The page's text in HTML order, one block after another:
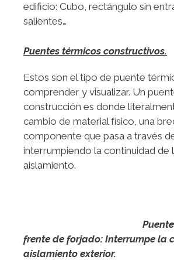
edificio: Cubo, rectángulo sin
salientes…
Puentes térmicos constructivos.
Estos son el tipo de puente
comprender y visualizar. Un
construcción es donde
cambio de material físico, una
componente que pasa a través
interrumpiendo la continuidad de
aislamiento.
Puente
frente de forjado: Interrumpe la
aislamiento exterior.